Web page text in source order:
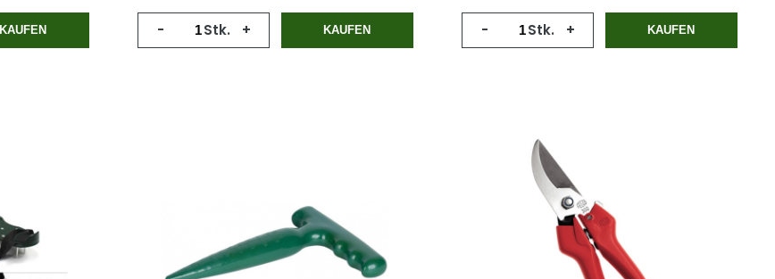
KAUFEN - Stk. + KAUFEN - Stk. + KAUFEN